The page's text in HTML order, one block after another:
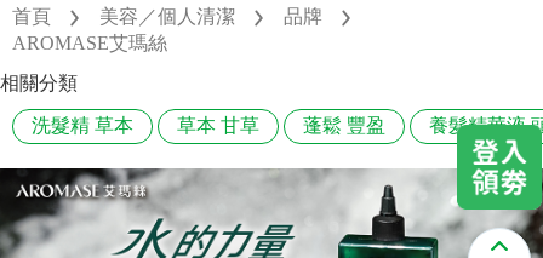
嬰幼尿布
婦幼
保健／營養品
醫材用品
抗菌 尿布 大樹獨家 益生菌 魚油
常用收件人清單
訂單查詢
收藏清單
紅利點數查詢
首頁 美容／個人清潔
品牌
AROMASE艾瑪絲
相關分類
洗髮精 草本 草本 甘草 蓬鬆 豐盈 養髮精華液